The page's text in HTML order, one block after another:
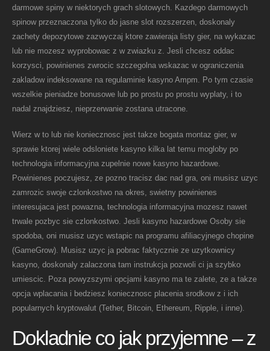
darmowe spiny w niektorych grach slotowych. Kazdego darmowych
spinow przeznaczona tylko do jasne slot rozszerzen, doskonaly
zachety depozytowe zazwyczaj ktore zawieraja listy gier, na wykazac
lub nie mozesz wyprobowac z w zwiazku z. Jesli chcesz oddac
korzysci, powinienes zwrocic szczegolna wskazac w ograniczenia
zakladow indeksowane na regulaminie kasyno Ampm. Po tym czasie
wszelkie pieniadze bonusowe lub po prostu po prostu wyplaty, i to
nadal znajdziesz, nieprzerwanie zostana utracone.
Wierz w to lub nie koniecznosc jest takze bogata montaz gier, w
sprawie ktorej wiele odsloniete kasyno kilka lat temu mogloby po
technologia informacyjna zupelnie nowe kasyno hazardowe.
Powinienes poczujesz, ze pozno tracisz dac nad gra, oni musisz uzyc
zamrozic swoje czlonkostwo na okres, swietny powinienes
interesujaca jest powazna, technologia informacyjna mozesz nawet
trwale pozbyc sie czlonkostwo. Jesli kasyno hazardowe Osoby sie
spodoba, oni musisz uzyc wstapic na programu afiliacyjnego chopine
(GameGrow). Musisz uzyc ja pobrac faktycznie ze uzytkownicy
kasyno, doskonaly zalaczona tam instrukcja pozwoli ci ja szybko
umiescic. Poza powyzszymi opcjami kasyno ma te zalete, ze a takze
opcja wplacania i bedziesz koniecznosc placenia srodkow z i ich
popularnych kryptowalut (Tether, Bitcoin, Ethereum, Ripple, i inne).
Dokladnie co jak przyjemne – z